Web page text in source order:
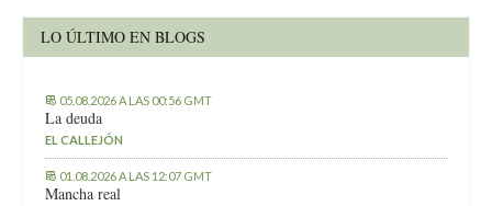
LO ÚLTIMO EN BLOGS
05.08.2026 A LAS 00:56 GMT
La deuda
EL CALLEJÓN
01.08.2026 A LAS 12:07 GMT
Mancha real